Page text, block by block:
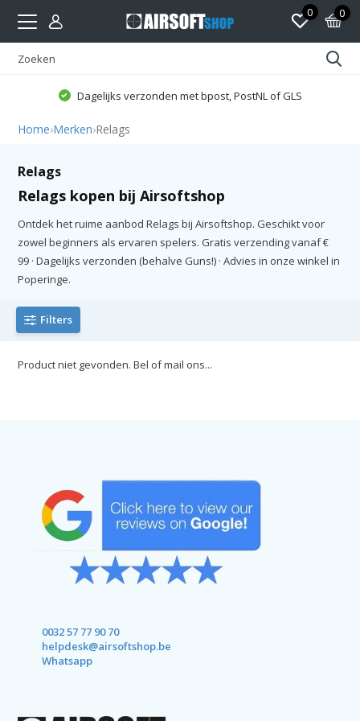
0 0
Dagelijks verzonden met bpost, PostNL of GLS
Home›Merken›Relags
Relags
Relags kopen bij Airsoftshop
Ontdek het ruime aanbod Relags bij Airsoftshop. Geschikt voor
zowel beginners als ervaren spelers. Gratis verzending vanaf €
99 · Dagelijks verzonden (behalve Guns!) · Advies in onze winkel in
Poperinge.
Filters
Product niet gevonden. Bel of mail ons...
0032 57 77 90 70
helpdesk@airsoftshop.be
Whatsapp